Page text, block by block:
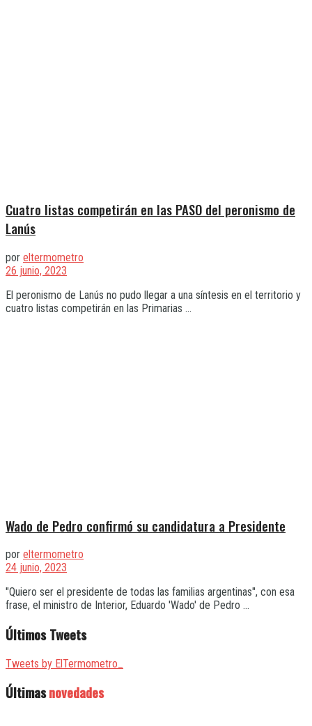
Cuatro listas competirán en las PASO del peronismo de
Lanús
por eltermometro
26 junio, 2023
El peronismo de Lanús no pudo llegar a una síntesis en el territorio y
cuatro listas competirán en las Primarias ...
Wado de Pedro confirmó su candidatura a Presidente
por eltermometro
24 junio, 2023
"Quiero ser el presidente de todas las familias argentinas", con esa
frase, el ministro de Interior, Eduardo 'Wado' de Pedro ...
Últimos Tweets
Tweets by ElTermometro_
Últimasnovedades